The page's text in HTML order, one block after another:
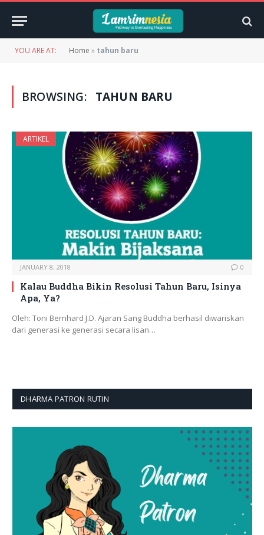
YOU ARE AT: Home » tahun baru
BROWSING: TAHUN BARU
ARTIKEL
JANUARY 8, 2018 0
Kalau Buddha Bikin Resolusi Tahun Baru, Isinya
Apa, Ya?
Oleh: Toni Bernhard J.D. Ajaran Sang Buddha berhasil diwariskan
dari generasi ke generasi secara lisan…
DHARMA PATRON RUTIN